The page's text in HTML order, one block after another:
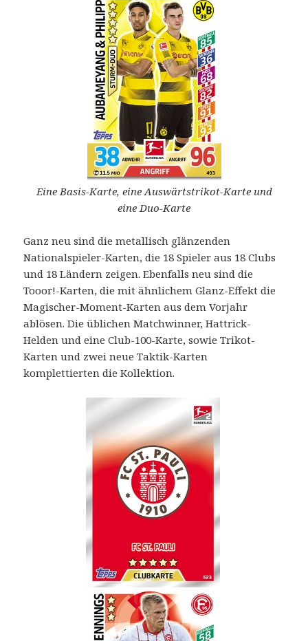
Eine Basis-Karte, eine Auswärtstrikot-Karte und
eine Duo-Karte
Ganz neu sind die metallisch glänzenden
Nationalspieler-Karten, die 18 Spieler aus 18 Clubs
und 18 Ländern zeigen. Ebenfalls neu sind die
Tooor!-Karten, die mit ähnlichem Glanz-Effekt die
Magischer-Moment-Karten aus dem Vorjahr
ablösen. Die üblichen Matchwinner, Hattrick-
Helden und eine Club-100-Karte, sowie Trikot-
Karten und zwei neue Taktik-Karten
komplettierten die Kollektion.